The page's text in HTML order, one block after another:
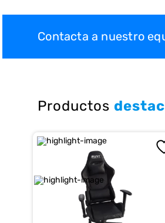
Contacta a nuestro
Productos